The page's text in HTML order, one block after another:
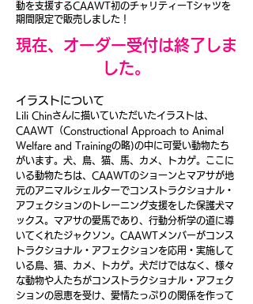
動を支援するCAAWT初のチャリティーTシャツを
期間限定で販売しました！
現在、オーダー受付は終了しま
した。
イラストについて
Lili Chinさんに描いていただいたイラストは、
CAAWT（Constructional Approach to Animal
Welfare and Trainingの略)の中に可愛い動物たち
がいます。犬、鳥、猫、馬、カメ、トカゲ。ここに
いる動物たちは、CAAWTのショーンとマアサが地
元のアニマルシェルターでコンストラクショナル・
アフェクションのトレーニング支援をした保護犬マ
ックス。マアサの愛馬であり、行動分析学の道に導
いてくれたジャクソン。CAAWTメンバーがコンス
トラクショナル・アフェクションを応用・実施して
いる鳥、猫、カメ、トカゲ。犬だけではなく、様々
な動物や人たちがコンストラクショナル・アフェク
ションの恩恵を受け、愛情たっぷりの関係を作って